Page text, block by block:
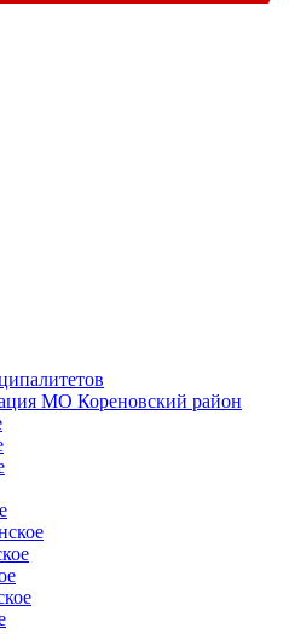
МО Кореновский район